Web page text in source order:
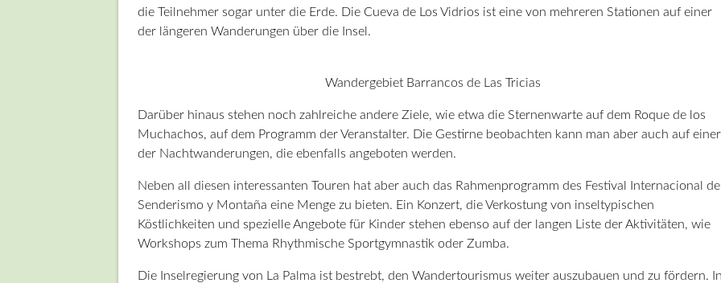
die Teilnehmer sogar unter die Erde. Die Cueva de Los Vidrios ist eine von mehreren Stationen auf einer
der längeren Wanderungen über die Insel.
Wandergebiet Barrancos de Las Tricias
Darüber hinaus stehen noch zahlreiche andere Ziele, wie etwa die Sternenwarte auf dem Roque de los
Muchachos, auf dem Programm der Veranstalter. Die Gestirne beobachten kann man aber auch auf einer
der Nachtwanderungen, die ebenfalls angeboten werden.
Neben all diesen interessanten Touren hat aber auch das Rahmenprogramm des Festival Internacional de
Senderismo y Montaña eine Menge zu bieten. Ein Konzert, die Verkostung von inseltypischen
Köstlichkeiten und spezielle Angebote für Kinder stehen ebenso auf der langen Liste der Aktivitäten, wie
Workshops zum Thema Rhythmische Sportgymnastik oder Zumba.
Die Inselregierung von La Palma ist bestrebt, den Wandertourismus weiter auszubauen und zu fördern.